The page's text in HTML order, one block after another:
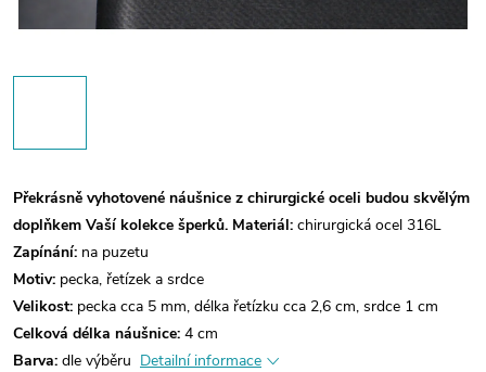
Překrásně vyhotovené náušnice z chirurgické oceli budou skvělým
doplňkem Vaší kolekce šperků. Materiál: chirurgická ocel 316L
Zapínání: na puzetu
Motiv: pecka, řetízek a srdce
Velikost: pecka cca 5 mm, délka řetízku cca 2,6 cm, srdce 1 cm
Celková délka náušnice: 4 cm
Barva: dle výběru Detailní informace